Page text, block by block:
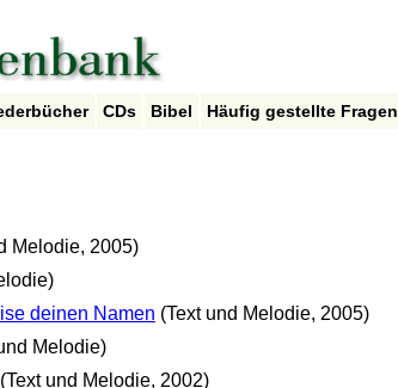
CDs Bibel Häufig gestellte Fragen
Melodie, 2005)
deinen Namen (Text und Melodie, 2005)
Melodie)
(Text und Melodie, 2002)